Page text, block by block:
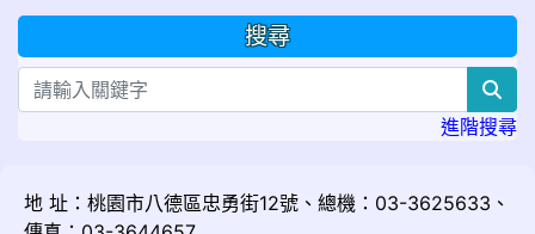
搜尋
進階搜尋
地 址：桃園市八德區忠勇街12號、總機：03-3625633、